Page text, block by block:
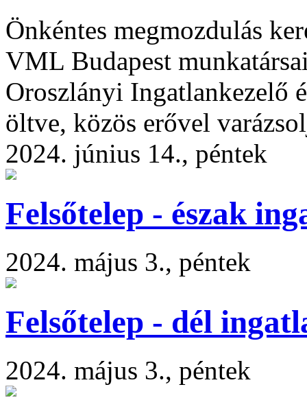
Önkéntes megmozdulás
VML Budapest
Oroszlányi Ingatlankezelő
öltve, közös erővel
2024. június 14., péntek
Felsőtelep - észak
2024. május 3., péntek
Felsőtelep - dél
2024. május 3., péntek